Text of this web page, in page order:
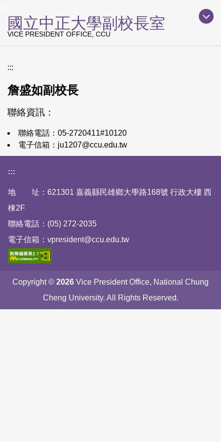
到
主
容
國立中正大學副校長室
VICE PRESIDENT OFFICE, CCU
:::
詹盛如副校長
聯絡資訊：
聯絡電話： 05-2720411#10120
電子信箱： ju1207@ccu.edu.tw
:::
地 址：621301 嘉義縣民雄鄉大學路168號 行政大樓 西
棟2F
聯絡電話：(05) 272-2035
電子信箱：vpresident@ccu.edu.tw
Copyright © 2026 Vice President Office, National Chung
Cheng University. All Rights Reserved.